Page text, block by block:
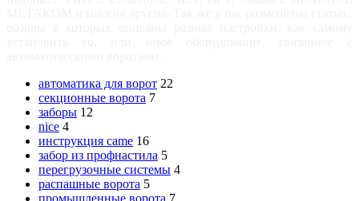
автоматика для ворот 22
секционные ворота 7
заборы 12
nice 4
инструкция came 16
забор из профнастила 5
перегрузочные системы 4
распашные ворота 5
промышленные ворота 7